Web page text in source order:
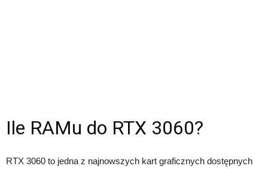
Ile RAMu do RTX 3060?
RTX 3060 to jedna z najnowszych kart graficznych dostępnych